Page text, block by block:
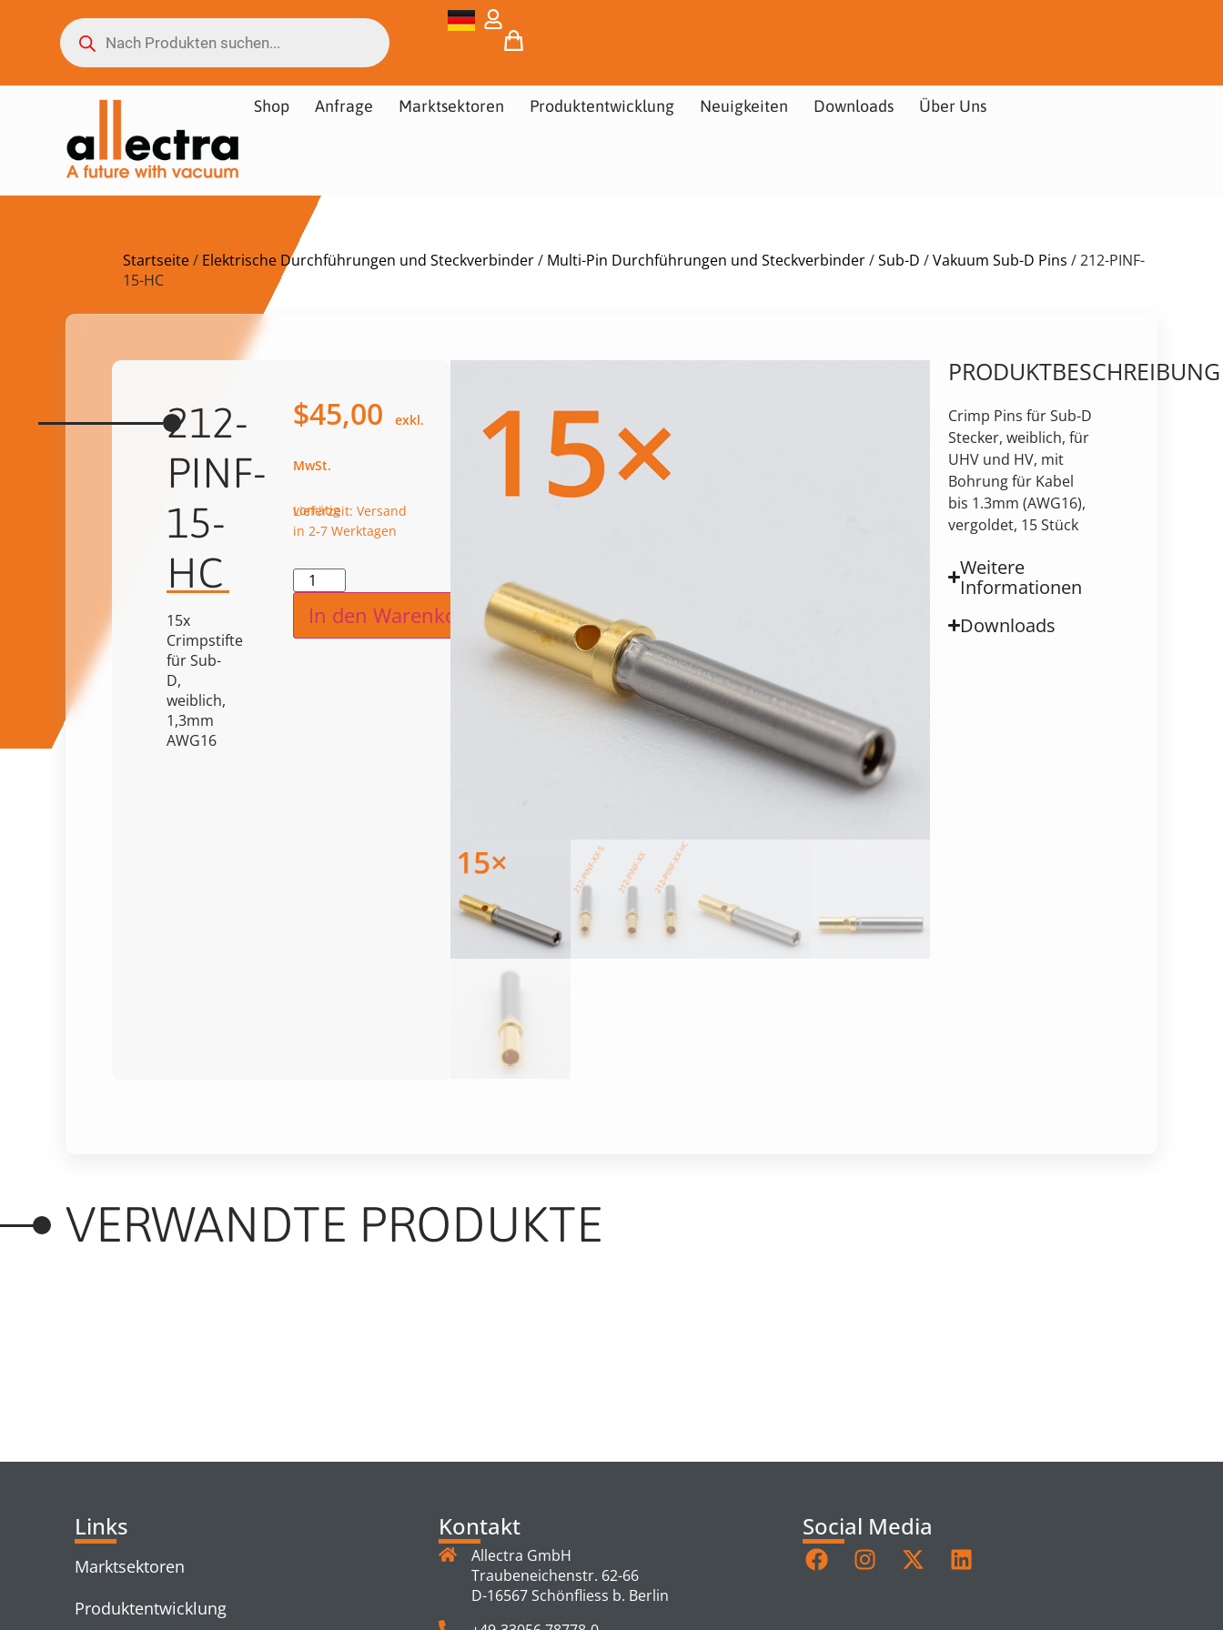
Shop Anfrage Marktsektoren Produktentwicklung Neuigkeiten Downloads Über Uns
Startseite/ Elektrische Durchführungen und Steckverbinder/ Multi-Pin Durchführungen und Steckverbinder/Sub-D /Vakuum Sub-D Pins / 212-PINF-
15-HC
212-
PINF-
15-
HC
15x
Crimpstifte
für Sub-
D,
weiblich,
1,3mm
AWG16
$45,00
vorrätig
Lieferzeit: Versand
in 2-7 Werktagen
In den Warenkorb
PRODUKTBESCHREIBUNG
Crimp Pins für Sub-D
Stecker, weiblich, für
UHV und HV, mit
Bohrung für Kabel
bis 1.3mm (AWG16),
vergoldet, 15 Stück￻
Weitere
Informationen
Downloads
VERWANDTE PRODUKTE
Links
Marktsektoren
Produktentwicklung
Kontakt
Allectra GmbH
Traubeneichenstr. 62-66
D-16567 Schönfliess b. Berlin
Social Media